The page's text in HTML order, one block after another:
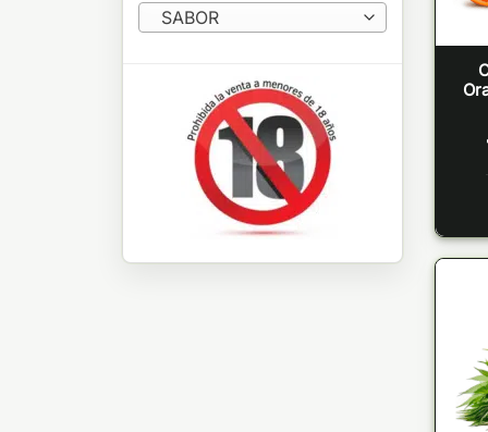
SABOR